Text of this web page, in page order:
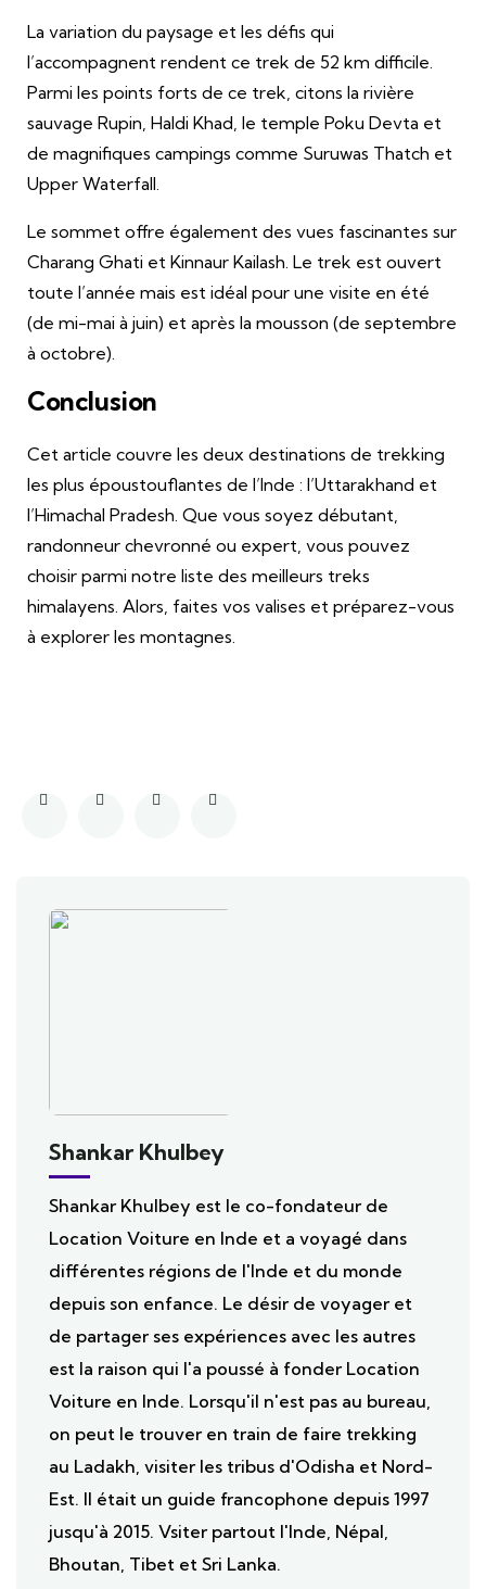
La variation du paysage et les défis qui
l’accompagnent rendent ce trek de 52 km difficile.
Parmi les points forts de ce trek, citons la rivière
sauvage Rupin, Haldi Khad, le temple Poku Devta et
de magnifiques campings comme Suruwas Thatch et
Upper Waterfall.
Le sommet offre également des vues fascinantes sur
Charang Ghati et Kinnaur Kailash. Le trek est ouvert
toute l’année mais est idéal pour une visite en été
(de mi-mai à juin) et après la mousson (de septembre
à octobre).
Conclusion
Cet article couvre les deux destinations de trekking
les plus époustouflantes de l’Inde : l’Uttarakhand et
l’Himachal Pradesh. Que vous soyez débutant,
randonneur chevronné ou expert, vous pouvez
choisir parmi notre liste des meilleurs treks
himalayens. Alors, faites vos valises et préparez-vous
à explorer les montagnes.
Shankar Khulbey
Shankar Khulbey est le co-fondateur de
Location Voiture en Inde et a voyagé dans
différentes régions de l'Inde et du monde
depuis son enfance. Le désir de voyager et
de partager ses expériences avec les autres
est la raison qui l'a poussé à fonder Location
Voiture en Inde. Lorsqu'il n'est pas au bureau,
on peut le trouver en train de faire trekking
au Ladakh, visiter les tribus d'Odisha et Nord-
Est. Il était un guide francophone depuis 1997
jusqu'à 2015. Vsiter partout l'Inde, Népal,
Bhoutan, Tibet et Sri Lanka.